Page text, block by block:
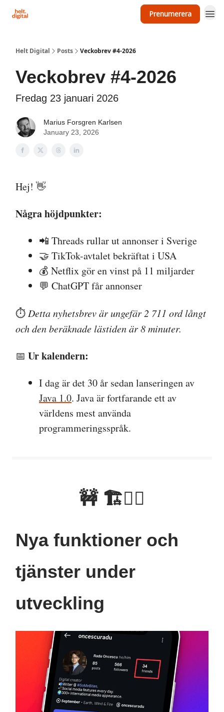
Prenumerera
Helt Digital Posts Veckobrev #4-2026
Veckobrev #4-2026
Fredag 23 januari 2026
Marius Forsgren Karlsen
January 23, 2026
Hej! 👋
Några höjdpunkter:
📲 Threads rullar ut annonser i Sverige
🤝 TikTok-avtalet bekräftat i USA
💰 Netflix gör en vinst på 11 miljarder
💬 ChatGPT får annonser
⏱️ Detta nyhetsbrev är ungefär 2 711 ord långt
och den beräknade lästiden är 8 minuter.
📅 Ur kalendern:
I dag är det 30 år sedan lanseringen av
Java 1.0. Java är fortfarande ett av
världens mest använda
programmeringsspråk.
🚧 🏗👷‍♂️
Nya funktioner och
tjänster under
utveckling